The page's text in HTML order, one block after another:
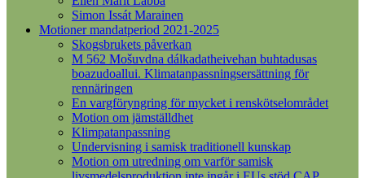
Simon Issát Marainen
Motioner mandatperiod 2021-2025
Skogsbrukets påverkan
M 562 Mošuvdna dálkadatheivehan buhtadusas
boazudoallui. Klimatanpassningsersättning för
rennäringen
En vargföryngring för mycket i renskötselområdet
Motion om jämställdhet
Klimpatanpassning
Undervisning i samisk traditionell kunskap
Motion om utredning om varför samisk